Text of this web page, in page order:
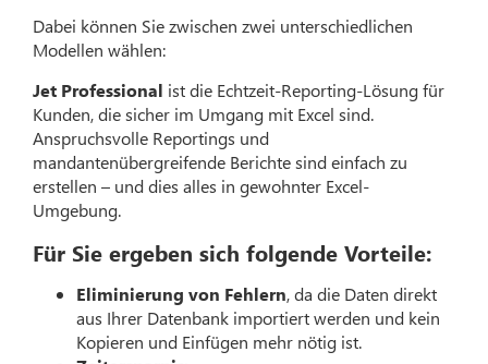
Dabei können Sie zwischen zwei unterschiedlichen
Modellen wählen:
Jet Professional ist die Echtzeit-Reporting-Lösung für
Kunden, die sicher im Umgang mit Excel sind.
Anspruchsvolle Reportings und
mandantenübergreifende Berichte sind einfach zu
erstellen – und dies alles in gewohnter Excel-
Umgebung.
Für Sie ergeben sich folgende Vorteile:
Eliminierung von Fehlern, da die Daten direkt
aus Ihrer Datenbank importiert werden und kein
Kopieren und Einfügen mehr nötig ist.